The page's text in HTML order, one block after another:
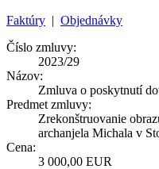
Faktúry | Objednávky
Číslo zmluvy:
2023/29
Názov:
Zmluva o poskytnutí
Predmet zmluvy:
Zrekonštruovanie
archanjela Michala v
Cena:
3 000,00 EUR